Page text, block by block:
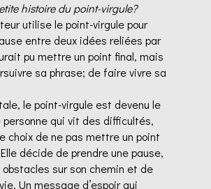
histoire du point-virgule?
utilise le point-virgule pour
entre deux idées reliées par
pu mettre un point final, mais
sa phrase; de faire vivre sa
le point-virgule est devenu le
personne qui vit des difficultés,
choix de ne pas mettre un point
décide de prendre une pause,
obstacles sur son chemin et de
Un message d’espoir qui